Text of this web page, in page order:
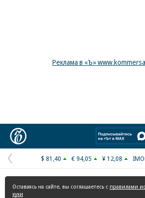
Реклама в «Ъ»
Предыдущая
страница
$ 81,40 € 94,05 ¥ 12,08
Оставаясь на сайте, вы соглашаетесь с правилами
куки